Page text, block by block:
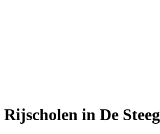
Rijscholen in De Steeg